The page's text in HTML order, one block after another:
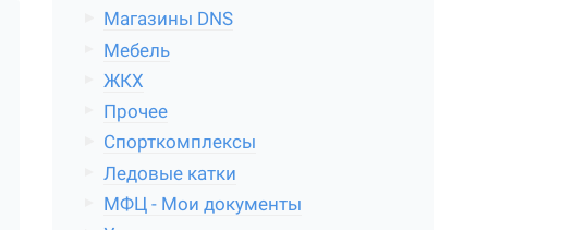
Магазины DNS
Мебель
ЖКХ
Прочее
Спорткомплексы
Ледовые катки
МФЦ - Мои документы